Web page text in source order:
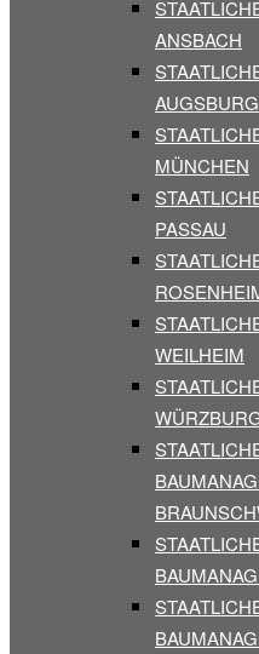
ANSBACH
MÜNCHEN
PASSAU
WEILHEIM